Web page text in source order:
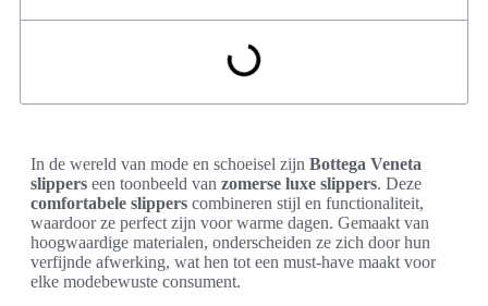
In de wereld van mode en schoeisel zijn Bottega Veneta
slippers een toonbeeld van zomerse luxe slippers. Deze
comfortabele slippers combineren stijl en functionaliteit,
waardoor ze perfect zijn voor warme dagen. Gemaakt van
hoogwaardige materialen, onderscheiden ze zich door hun
verfijnde afwerking, wat hen tot een must-have maakt voor
elke modebewuste consument.